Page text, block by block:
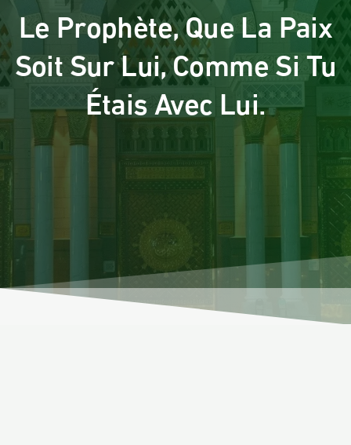
Le Prophète, Que La Paix
Soit Sur Lui, Comme Si Tu
Étais Avec Lui.